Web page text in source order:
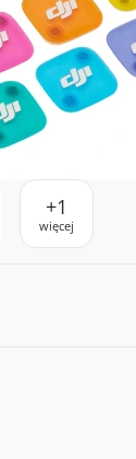
+1
więcej